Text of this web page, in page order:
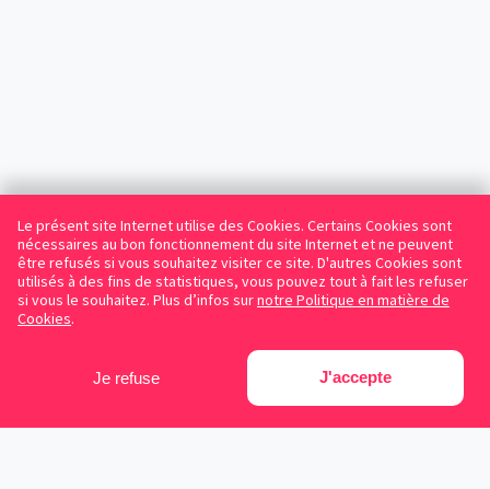
Le présent site Internet utilise des Cookies. Certains Cookies sont
nécessaires au bon fonctionnement du site Internet et ne peuvent
être refusés si vous souhaitez visiter ce site. D'autres Cookies sont
utilisés à des fins de statistiques, vous pouvez tout à fait les refuser
si vous le souhaitez. Plus d’infos surnotre Politique en matière de
Cookies.
Je refuse J'accepte